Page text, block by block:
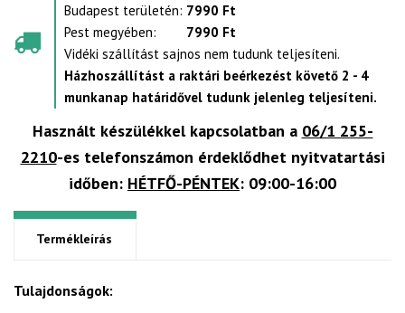
Budapest területén: 7990 Ft
Pest megyében:
7990 Ft
Vidéki szállítást sajnos nem tudunk teljesíteni.
Házhoszállítást a raktári beérkezést követő 2 - 4
munkanap határidővel tudunk jelenleg teljesíteni.
Használt készülékkel kapcsolatban a 06/1 255-
2210-es telefonszámon érdeklődhet nyitvatartási
időben: HÉTFŐ-PÉNTEK: 09:00-16:00
Termékleírás
Tulajdonságok: